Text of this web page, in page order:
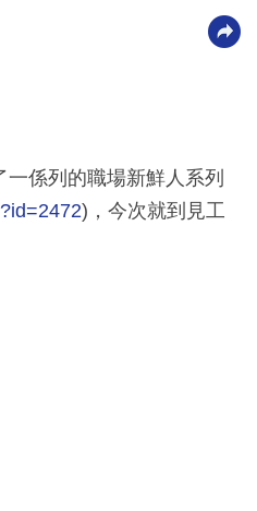
係列的職場新鮮人系列
)，今次就到見工